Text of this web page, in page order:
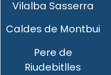
Vilalba Sasserra
Caldes de Montbui
Pere de
Riudebitlles